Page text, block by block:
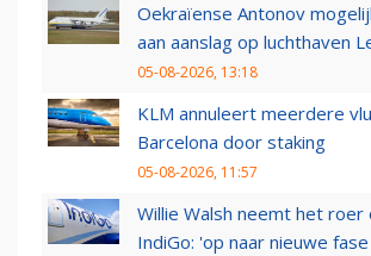
Oekraïense Antonov
aan aanslag op luchthaven
05-08-2026, 13:18
KLM annuleert meerdere
Barcelona door staking
05-08-2026, 11:57
Willie Walsh neemt het roer
IndiGo: 'op naar nieuwe